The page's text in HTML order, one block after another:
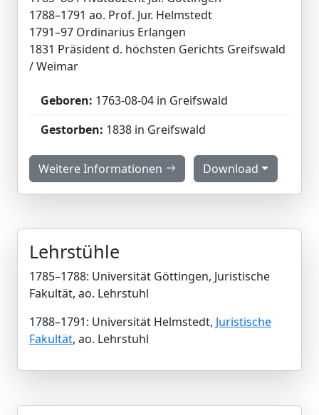
1788–1791 ao. Prof. Jur. Helmstedt
1791–97 Ordinarius Erlangen
1831 Präsident d. höchsten Gerichts Greifswald
/ Weimar
Geboren: 1763-08-04 in Greifswald
Gestorben: 1838 in Greifswald
Weitere Informationen Download
Lehrstühle
1785–1788: Universität Göttingen, Juristische
Fakultät, ao. Lehrstuhl
1788–1791: Universität Helmstedt, Juristische
Fakultät, ao. Lehrstuhl